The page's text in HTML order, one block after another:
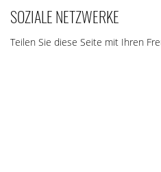
SOZIALE NETZWERKE
Teilen Sie diese Seite mit Ihren